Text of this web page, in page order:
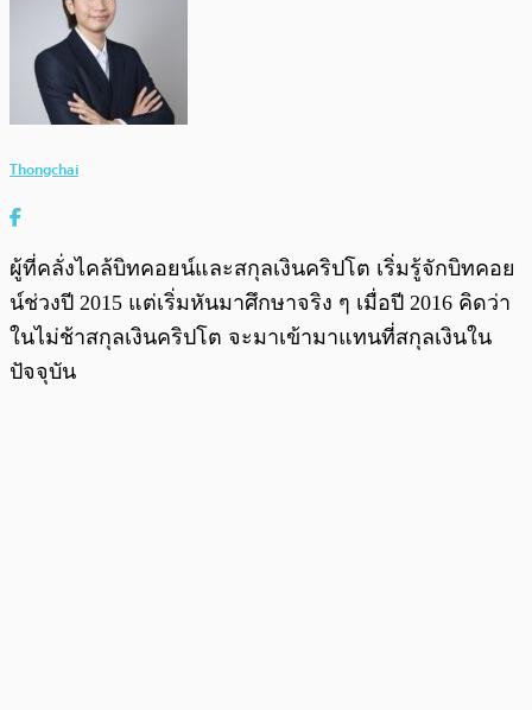
Thongchai
ผู้ที่คลั่งไคล้บิทคอยน์และสกุลเงินคริปโต เริ่มรู้จักบิทคอย
น์ช่วงปี 2015 แต่เริ่มหันมาศึกษาจริง ๆ เมื่อปี 2016 คิดว่า
ในไม่ช้าสกุลเงินคริปโต จะมาเข้ามาแทนที่สกุลเงินใน
ปัจจุบัน